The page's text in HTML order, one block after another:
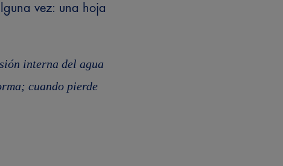
vez: una hoja
interna del agua
cuando pierde